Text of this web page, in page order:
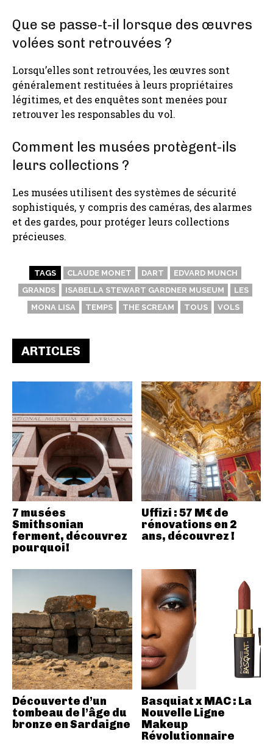
Que se passe-t-il lorsque des œuvres
volées sont retrouvées ?
Lorsqu’elles sont retrouvées, les œuvres sont
généralement restituées à leurs propriétaires
légitimes, et des enquêtes sont menées pour
retrouver les responsables du vol.
Comment les musées protègent-ils
leurs collections ?
Les musées utilisent des systèmes de sécurité
sophistiqués, y compris des caméras, des alarmes
et des gardes, pour protéger leurs collections
précieuses.
TAGS CLAUDE MONET DART
EDVARD MUNCH
GRANDS
ISABELLA STEWART GARDNER MUSEUM
LES
MONA LISA
TEMPS THE SCREAM TOUS VOLS
ARTICLES
7 musées
Smithsonian
ferment, découvrez
pourquoi!
Uffizi : 57 M€ de
rénovations en 2
ans, découvrez !
Découverte d’un
tombeau de l’âge du
bronze en Sardaigne
Basquiat x MAC : La
Nouvelle Ligne
Makeup
Révolutionnaire